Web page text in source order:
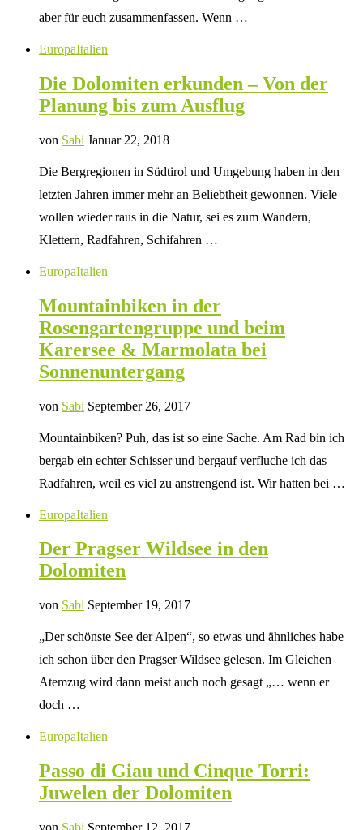
aber für euch zusammenfassen. Wenn …
EuropaItalien
Die Dolomiten erkunden – Von der
Planung bis zum Ausflug
von Sabi Januar 22, 2018
Die Bergregionen in Südtirol und Umgebung haben in den
letzten Jahren immer mehr an Beliebtheit gewonnen. Viele
wollen wieder raus in die Natur, sei es zum Wandern,
Klettern, Radfahren, Schifahren …
EuropaItalien
Mountainbiken in der
Rosengartengruppe und beim
Karersee & Marmolata bei
Sonnenuntergang
von Sabi September 26, 2017
Mountainbiken? Puh, das ist so eine Sache. Am Rad bin ich
bergab ein echter Schisser und bergauf verfluche ich das
Radfahren, weil es viel zu anstrengend ist. Wir hatten bei …
EuropaItalien
Der Pragser Wildsee in den
Dolomiten
von Sabi September 19, 2017
„Der schönste See der Alpen“, so etwas und ähnliches habe
ich schon über den Pragser Wildsee gelesen. Im Gleichen
Atemzug wird dann meist auch noch gesagt „… wenn er
doch …
EuropaItalien
Passo di Giau und Cinque Torri:
Juwelen der Dolomiten